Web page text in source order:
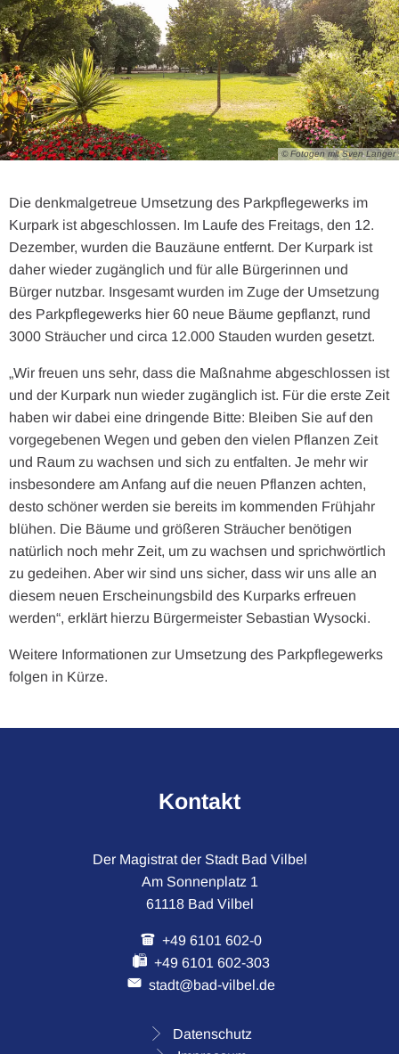
© Fotogen mit Sven Langer
Die denkmalgetreue Umsetzung des Parkpflegewerks im
Kurpark ist abgeschlossen. Im Laufe des Freitags, den 12.
Dezember, wurden die Bauzäune entfernt. Der Kurpark ist
daher wieder zugänglich und für alle Bürgerinnen und
Bürger nutzbar. Insgesamt wurden im Zuge der Umsetzung
des Parkpflegewerks hier 60 neue Bäume gepflanzt, rund
3000 Sträucher und circa 12.000 Stauden wurden gesetzt.
„Wir freuen uns sehr, dass die Maßnahme abgeschlossen ist
und der Kurpark nun wieder zugänglich ist. Für die erste Zeit
haben wir dabei eine dringende Bitte: Bleiben Sie auf den
vorgegebenen Wegen und geben den vielen Pflanzen Zeit
und Raum zu wachsen und sich zu entfalten. Je mehr wir
insbesondere am Anfang auf die neuen Pflanzen achten,
desto schöner werden sie bereits im kommenden Frühjahr
blühen. Die Bäume und größeren Sträucher benötigen
natürlich noch mehr Zeit, um zu wachsen und sprichwörtlich
zu gedeihen. Aber wir sind uns sicher, dass wir uns alle an
diesem neuen Erscheinungsbild des Kurparks erfreuen
werden“, erklärt hierzu Bürgermeister Sebastian Wysocki.
Weitere Informationen zur Umsetzung des Parkpflegewerks
folgen in Kürze.
Kontakt
Der Magistrat der Stadt Bad Vilbel
Am Sonnenplatz 1
61118 Bad Vilbel
+49 6101 602-0
+49 6101 602-303
stadt@bad-vilbel.de
Datenschutz